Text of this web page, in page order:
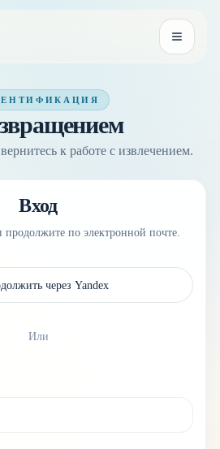
к работе с извлечением.
Вход
продолжите по электронной почте.
через Yandex
Или